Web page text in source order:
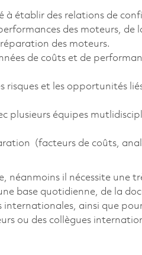
établir des relations de
des moteurs, de
des moteurs.
de coûts et de
et les opportunités
plusieurs équipes
(facteurs de coûts,
néanmoins il nécessite une
base quotidienne, de la
internationales, ainsi que
ou des collègues